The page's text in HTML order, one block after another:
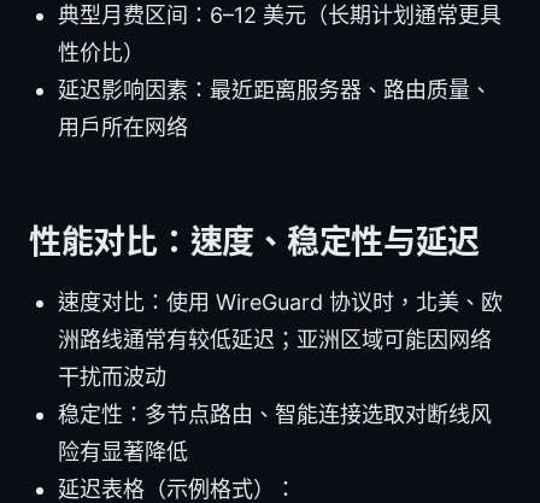
典型月费区间：6–12 美元（长期计划通常更具
性价比）
延迟影响因素：最近距离服务器、路由质量、
用户所在网络
性能对比：速度、稳定性与延迟
速度对比：使用 WireGuard 协议时，北美、欧
洲路线通常有较低延迟；亚洲区域可能因网络
干扰而波动
稳定性：多节点路由、智能连接选取对断线风
险有显著降低
延迟表格（示例格式）：